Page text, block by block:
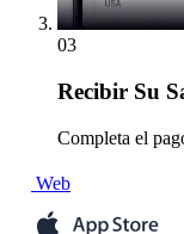
03
Recibir Su
Completa el
Web